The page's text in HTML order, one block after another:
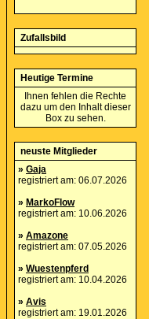
Zufallsbild
Heutige Termine
Ihnen fehlen die Rechte
dazu um den Inhalt dieser
Box zu sehen.
neuste Mitglieder
» Gaja
registriert am: 06.07.2026
» MarkoFlow
registriert am: 10.06.2026
» Amazone
registriert am: 07.05.2026
» Wuestenpferd
registriert am: 10.04.2026
» Avis
registriert am: 19.01.2026